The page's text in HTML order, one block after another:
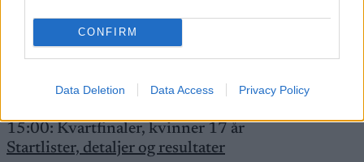
CONFIRM
Data Deletion Data Access Privacy Policy
13:22: Sprint klassisk prolog, kvinner 18 år
14:20: Kvartfinaler, kvinner 19/20 år
15:00: Kvartfinaler, kvinner 17 år
Startlister, detaljer og resultater